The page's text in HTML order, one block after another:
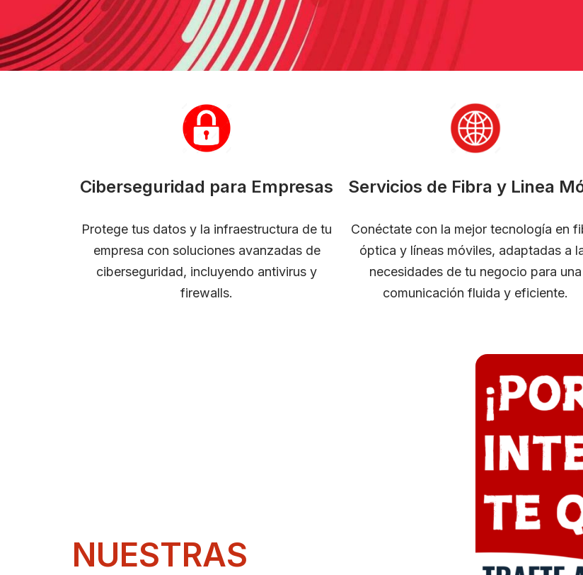
Ciberseguridad para Empresas
Protege tus datos y la infraestructura de tu
empresa con soluciones avanzadas de
ciberseguridad, incluyendo antivirus y
firewalls.
Servicios de Fibra y Linea
Conéctate con la mejor tecnología en
óptica y líneas móviles, adaptadas a
necesidades de tu negocio para una
comunicación fluida y eficiente.
NUESTRAS